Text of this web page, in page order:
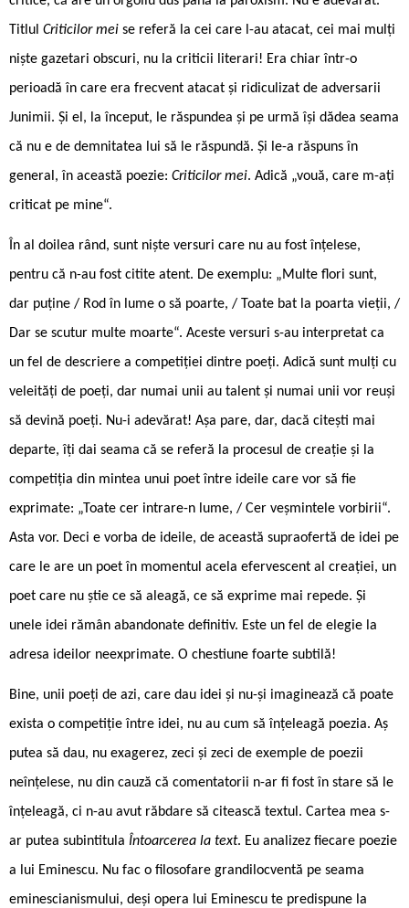
Titlul Criticilor mei se referă la cei care l-au atacat, cei mai mulți
niște gazetari obscuri, nu la criticii literari! Era chiar într-o
perioadă în care era frecvent atacat și ridiculizat de adversarii
Junimii. Și el, la început, le răspundea și pe urmă își dădea seama
că nu e de demnitatea lui să le răspundă. Și le-a răspuns în
general, în această poezie: Criticilor mei. Adică „vouă, care m-ați
criticat pe mine“.
În al doilea rând, sunt niște versuri care nu au fost înțelese,
pentru că n-au fost citite atent. De exemplu: „Multe flori sunt,
dar puține / Rod în lume o să poarte, / Toate bat la poarta vieții, /
Dar se scutur multe moarte“. Aceste versuri s-au interpretat ca
un fel de descriere a competiției dintre poeți. Adică sunt mulți cu
veleități de poeți, dar numai unii au talent și numai unii vor reuși
să devină poeți. Nu-i adevărat! Așa pare, dar, dacă citești mai
departe, îți dai seama că se referă la procesul de creație și la
competiția din mintea unui poet între ideile care vor să fie
exprimate: „Toate cer intrare-n lume, / Cer veșmintele vorbirii“.
Asta vor. Deci e vorba de ideile, de această supraofertă de idei pe
care le are un poet în momentul acela efervescent al creației, un
poet care nu știe ce să aleagă, ce să exprime mai repede. Și
unele idei rămân abandonate definitiv. Este un fel de elegie la
adresa ideilor neexprimate. O chestiune foarte subtilă!
Bine, unii poeți de azi, care dau idei și nu-și imaginează că poate
exista o competiție între idei, nu au cum să înțeleagă poezia. Aș
putea să dau, nu exagerez, zeci și zeci de exemple de poezii
neînțelese, nu din cauză că comentatorii n-ar fi fost în stare să le
înțeleagă, ci n-au avut răbdare să citească textul. Cartea mea s-
ar putea subintitula Întoarcerea la text. Eu analizez fiecare poezie
a lui Eminescu. Nu fac o filosofare grandilocventă pe seama
eminescianismului, deși opera lui Eminescu te predispune la